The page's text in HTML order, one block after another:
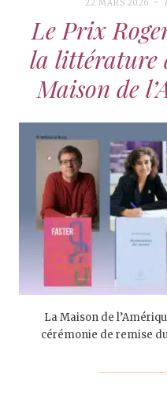
22 MARS 2026
Le Prix
la littérature
Maison de
La Maison de
cérémonie de remise